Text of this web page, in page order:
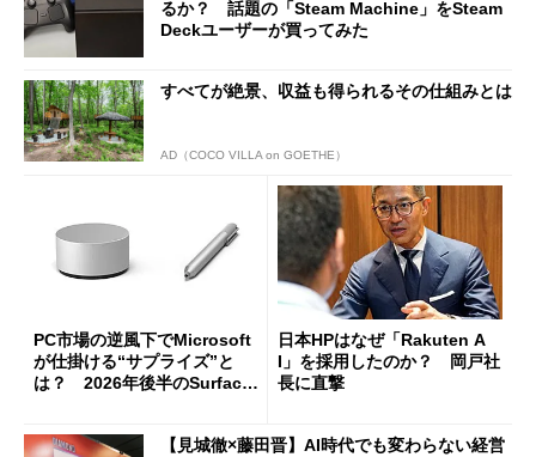
るか？ 話題の「Steam Machine」をSteam
Deckユーザーが買ってみた
すべてが絶景、収益も得られるその仕組みとは
AD（COCO VILLA on GOETHE）
PC市場の逆風下でMicrosoft
が仕掛ける“サプライズ”と
は？ 2026年後半のSurface
日本HPはなぜ「Rakuten A
I」を採用したのか？ 岡戸社
長に直撃
【見城徹×藤田晋】AI時代でも変わらない経営